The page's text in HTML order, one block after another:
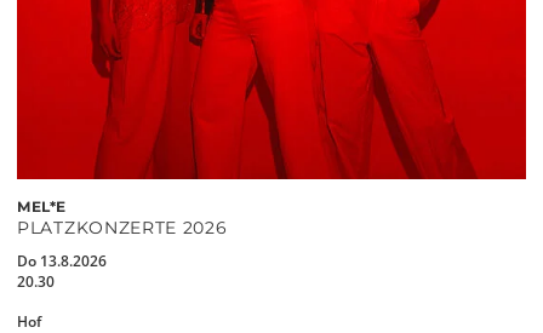
MEL*E
PLATZKONZERTE 2026
Do 13.8.2026
20.30
Hof